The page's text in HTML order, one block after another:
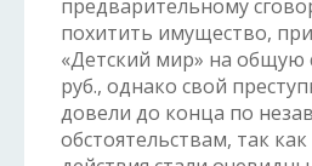
предварительному
похитить имущество,
«Детский мир» на общую
руб., однако свой
довели до конца по
обстоятельствам, так